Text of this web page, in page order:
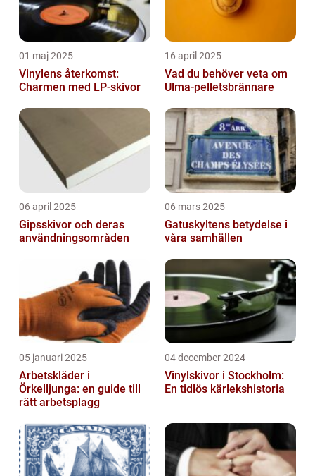
01 maj 2025
Vinylens återkomst:
Charmen med LP-skivor
16 april 2025
Vad du behöver veta om
Ulma-pelletsbrännare
06 april 2025
Gipsskivor och deras
användningsområden
06 mars 2025
Gatuskyltens betydelse i
våra samhällen
05 januari 2025
Arbetskläder i
Örkelljunga: en guide till
rätt arbetsplagg
04 december 2024
Vinylskivor i Stockholm:
En tidlös kärlekshistoria